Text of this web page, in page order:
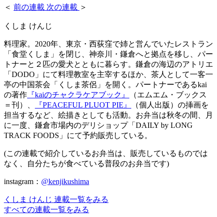
＜ 前の連載 次の連載 ＞
くしま けんじ
料理家。2020年、東京・西荻窪で姉と営んでいたレストラン
「食堂くしま」を閉じ、神奈川・鎌倉へと拠点を移し、パー
トナーと２匹の愛犬とともに暮らす。鎌倉の海辺のアトリエ
「DODO」にて料理教室を主宰するほか、茶人として一客一
亭の中国茶会「くしま茶侶」を開く。パートナーであるkai
の著作 『kaiのチャクラケアブック』
（エムエム・ブックス
＝刊）、
『PEACEFUL PLUOT PIE』
（個人出版）の挿画を
担当するなど、絵描きとしても活動。お弁当は秋冬の間、月
に一度、鎌倉市場内のデリショップ「DAILY by LONG
TRACK FOODS」にて予約販売している。
(この連載で紹介しているお弁当は、販売しているものでは
なく、自分たちが食べている普段のお弁当です)
instagram： @kenjikushima
くしま けんじ 連載一覧をみる
すべての連載一覧をみる